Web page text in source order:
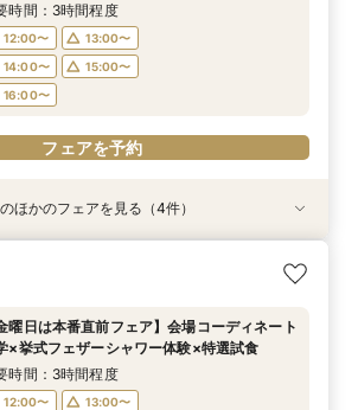
時間：3時間程度
12:00〜
13:00〜
14:00〜
15:00〜
16:00〜
フェアを予約
時以降】お仕事帰りやテーマパーク帰りに夜
ペシャリテ試食
17:00〜
17:30〜
18:00〜
めて式場見学のおふたり】即決なしで安心＆
軽×シェフ特選試食
12:00〜
13:00〜
14:00〜
15:00〜
16:00〜
からOK【少人数で結婚式】アットホームウ
ィング相談会
12:00〜
14:00〜
16:00〜
犬と叶えるペット婚】リングドッグ＆足形ス
プ×厳選試食＆20万円分のワンちゃん優待
12:00〜
14:00〜
16:00〜
ほかのフェアを見る（4件）
曜日は本番直前フェア】会場コーディネート
×挙式フェザーシャワー体験×特選試食
時間：3時間程度
12:00〜
13:00〜